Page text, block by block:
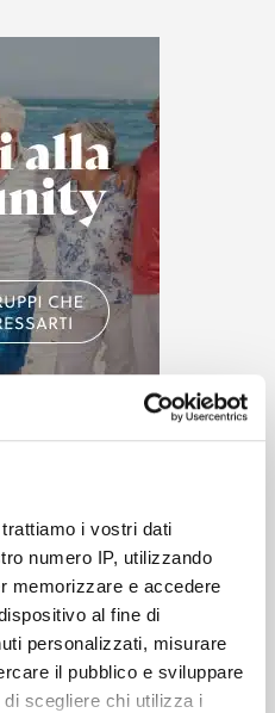
trattiamo i vostri dati
numero IP, utilizzando
memorizzare e accedere
al fine di
personalizzati, misurare
il pubblico e sviluppare
scegliere chi utilizza i
Quando Il Corpo
delle strutture più
umano, ma